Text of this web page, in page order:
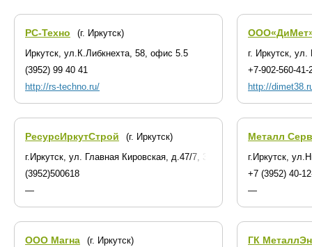
РС-Техно
(г. Иркутск)
Иркутск, ул.К.Либкнехта, 58, офис 5.5
(3952) 99 40 41
http://rs-techno.ru/
г. Иркутск,
+7-902-560-41-
http://
РесурсИркутСтрой
(г. Иркутск)
г.Иркутск, ул. Главная Кировская, д.47/7, 3 этаж
(3952)500618
—
Металл
г.Иркутск,
+7 (3952) 40-
—
ООО Магна
(г. Иркутск)
ГК